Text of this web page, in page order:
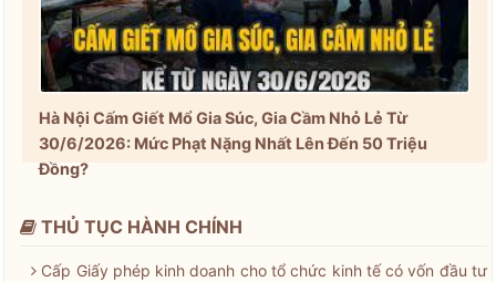
Hà Nội Cấm Giết Mổ Gia Súc, Gia Cầm Nhỏ Lẻ Từ
30/6/2026: Mức Phạt Nặng Nhất Lên Đến 50 Triệu
Đồng?
THỦ TỤC HÀNH CHÍNH
Cấp Giấy phép kinh doanh cho tổ chức kinh tế có vốn đầu tư